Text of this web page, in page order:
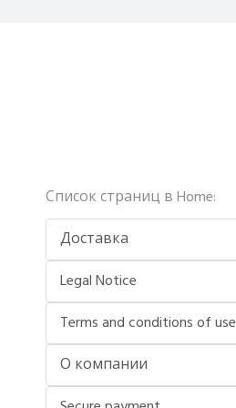
Список страниц в Home:
Доставка
Legal Notice
Terms and conditions of use
О компании